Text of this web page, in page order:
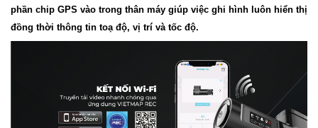
phần chip GPS vào trong thân máy giúp việc ghi hình luôn hiển thị
đồng thời thông tin toạ độ, vị trí và tốc độ.